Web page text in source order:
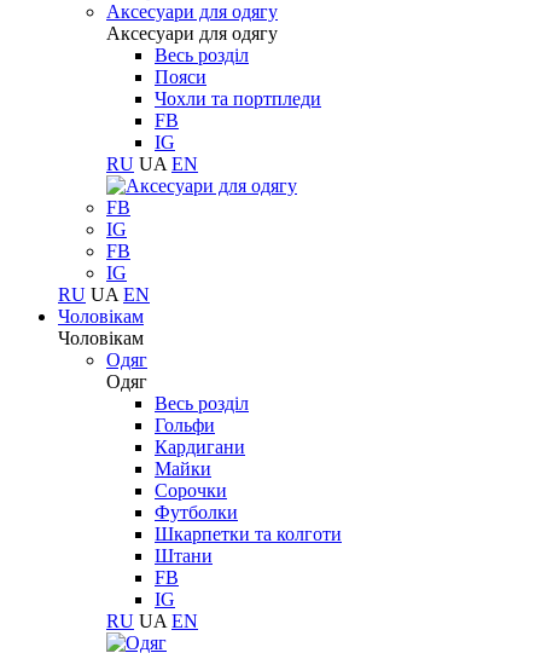
Aксесуари для одягу
Aксесуари для одягу
Весь розділ
Пояси
Чохли та портпледи
FB
IG
RU UA EN
FB
IG
FB
IG
RU UA EN
Чоловікам
Чоловікам
Одяг
Одяг
Весь розділ
Гольфи
Кардигани
Майки
Сорочки
Футболки
Шкарпетки та колготи
Штани
FB
IG
RU UA EN